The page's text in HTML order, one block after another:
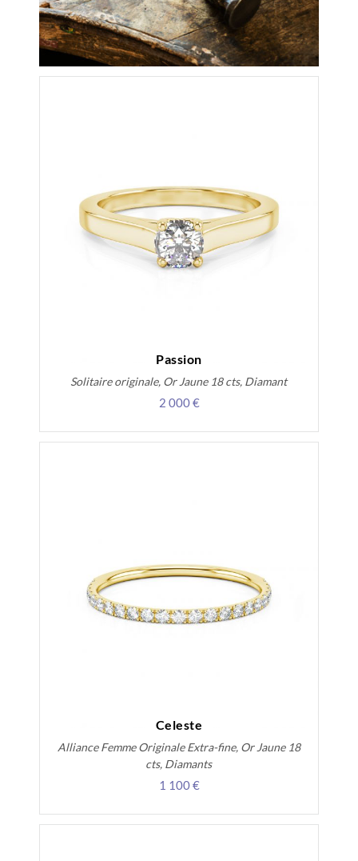
Passion
Solitaire originale, Or Jaune 18 cts, Diamant
2 000 €
Celeste
Alliance Femme Originale Extra-fine, Or Jaune 18
cts, Diamants
1 100 €